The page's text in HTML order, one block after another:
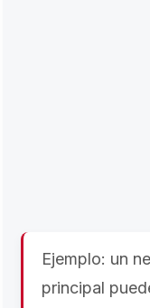
Ejemplo: un
principal